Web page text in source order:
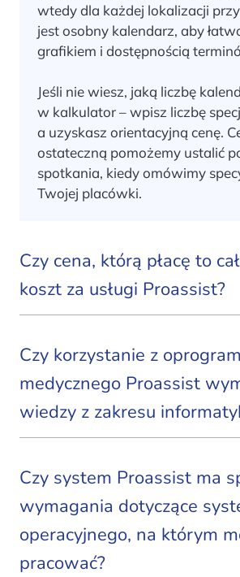
wtedy dla każdej lokalizacji
jest osobny kalendarz, aby
grafikiem i dostępnością
Jeśli nie wiesz, jaką liczbę
w kalkulator – wpisz liczbę
a uzyskasz orientacyjną cenę.
ostateczną pomożemy ustalić
spotkania, kiedy omówimy
Twojej placówki.
Czy cena, którą płacę to
koszt za usługi Proassist?
Czy korzystanie z
medycznego Proassist
wiedzy z zakresu
Czy system Proassist ma
wymagania dotyczące
operacyjnego, na którym
pracować?